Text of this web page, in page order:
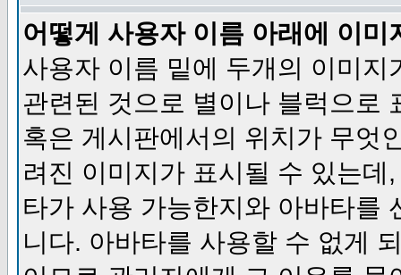
어떻게 사용자 이름 아래에 이미
사용자 이름 밑에 두개의 이미
관련된 것으로 별이나 블럭으로
혹은 게시판에서의 위치가 무엇
려진 이미지가 표시될 수 있는
타가 사용 가능한지와 아바타를
니다. 아바타를 사용할 수 없게